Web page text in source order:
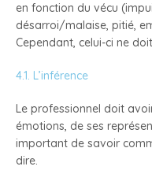
en fonction du vécu
désarroi/malaise, pitié,
Cependant, celui-ci ne
4.1. L’inférence
Le professionnel doit
émotions, de ses
important de savoir
dire.